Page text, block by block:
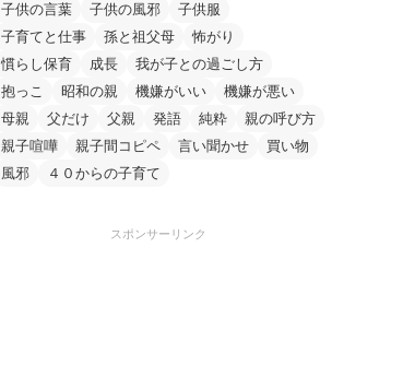
子供の言葉
子供の風邪
子供服
子育てと仕事
孫と祖父母
怖がり
慣らし保育
成長
我が子との過ごし方
抱っこ
昭和の親 機嫌がいい
機嫌が悪い
母親
父だけ 父親 発語 純粋
親の呼び方
親子喧嘩
親子間コピペ 言い聞かせ
買い物
風邪
４０からの子育て
スポンサーリンク